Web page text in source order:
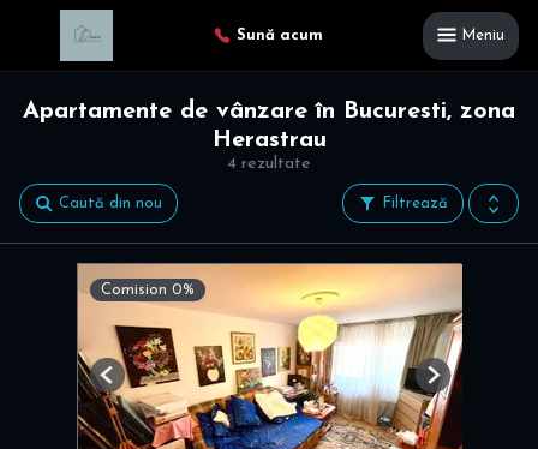
Sună acum Meniu
4 rezultate
Apartamente de vânzare în Bucuresti, zona
Herastrau
Filtrează
Caută din nou
Comision 0%
Previous Next